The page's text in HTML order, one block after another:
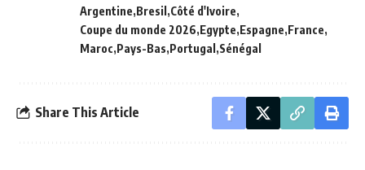
Argentine Bresil Côté d'Ivoire
Coupe du monde 2026 Egypte Espagne France
Maroc Pays-Bas Portugal Sénégal
Share This Article